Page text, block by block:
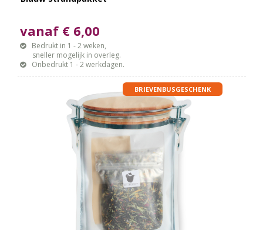
vanaf € 6,00
Bedrukt in 1 - 2 weken,
sneller mogelijk in overleg.
Onbedrukt 1 - 2 werkdagen.
BRIEVENBUSGESCHENK